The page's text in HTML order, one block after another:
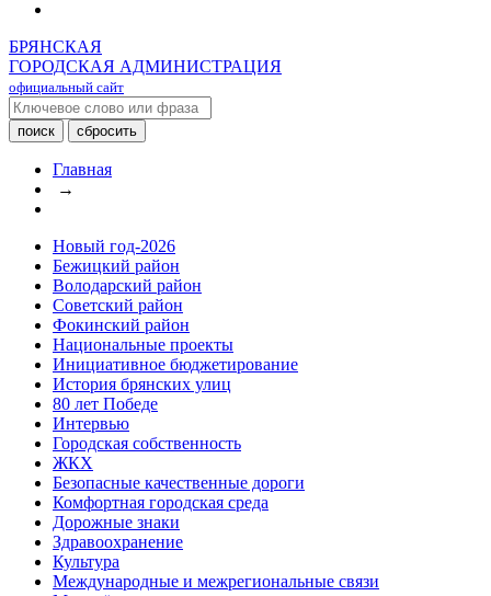
БРЯНСКАЯ
ГОРОДСКАЯ АДМИНИСТРАЦИЯ
официальный сайт
Главная
→
Новый год-2026
Бежицкий район
Володарский район
Советский район
Фокинский район
Национальные проекты
Инициативное бюджетирование
История брянских улиц
80 лет Победе
Интервью
Городская собственность
ЖКХ
Безопасные качественные дороги
Комфортная городская среда
Дорожные знаки
Здравоохранение
Культура
Международные и межрегиональные связи